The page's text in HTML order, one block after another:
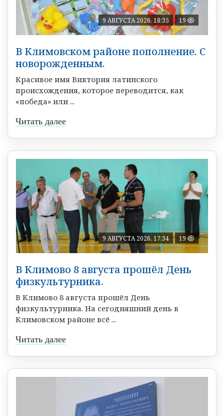
9 АВГУСТА 2026, 18:35 19
В Климовском районе пополнение. С
новорожденным.
Красивое имя Виктория латинского
происхождения, которое переводится, как
«победа» или ...
Читать далее
9 АВГУСТА 2026, 17:34 19
В Климово 8 августа прошёл День
физкультурника.
В Климово 8 августа прошёл День
физкультурника. На сегодняшний день в
Климовском районе всё ...
Читать далее